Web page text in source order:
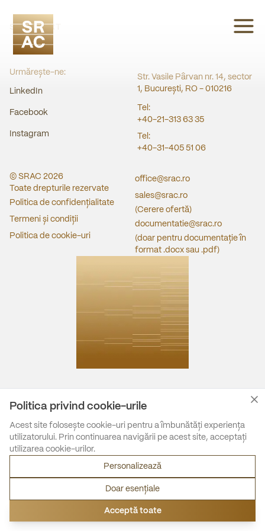
SRAC CERT
Urmărește-ne:
LinkedIn
Facebook
Instagram
Str. Vasile Pârvan nr. 14, sector
1, București, RO - 010216
Tel:
+40-21-313 63 35
Tel:
+40-31-405 51 06
© SRAC 2026
Toate drepturile rezervate
Politica de confidențialitate
Termeni și condiții
Politica de cookie-uri
office@srac.ro
sales@srac.ro
(Cerere ofertă)
documentatie@srac.ro
(doar pentru documentație în
format .docx sau .pdf)
Politica privind cookie-urile
Acest site folosește cookie-uri pentru a îmbunătăți experiența
utilizatorului. Prin continuarea navigării pe acest site, acceptați
utilizarea cookie-urilor.
Personalizează
Doar esențiale
Acceptă toate